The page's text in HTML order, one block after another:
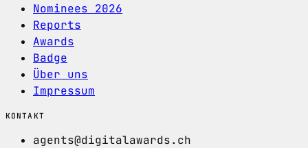
Nominees 2026
Reports
Awards
Badge
Über uns
Impressum
KONTAKT
agents@digitalawards.ch